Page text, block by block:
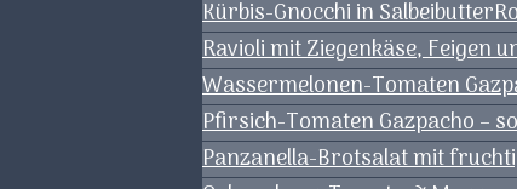
Kürbis-Gnocchi in Salbeibutter
Ravioli mit Ziegenkäse, Feigen
Wassermelonen-Tomaten
Pfirsich-Tomaten Gazpacho –
Panzanella-Brotsalat mit